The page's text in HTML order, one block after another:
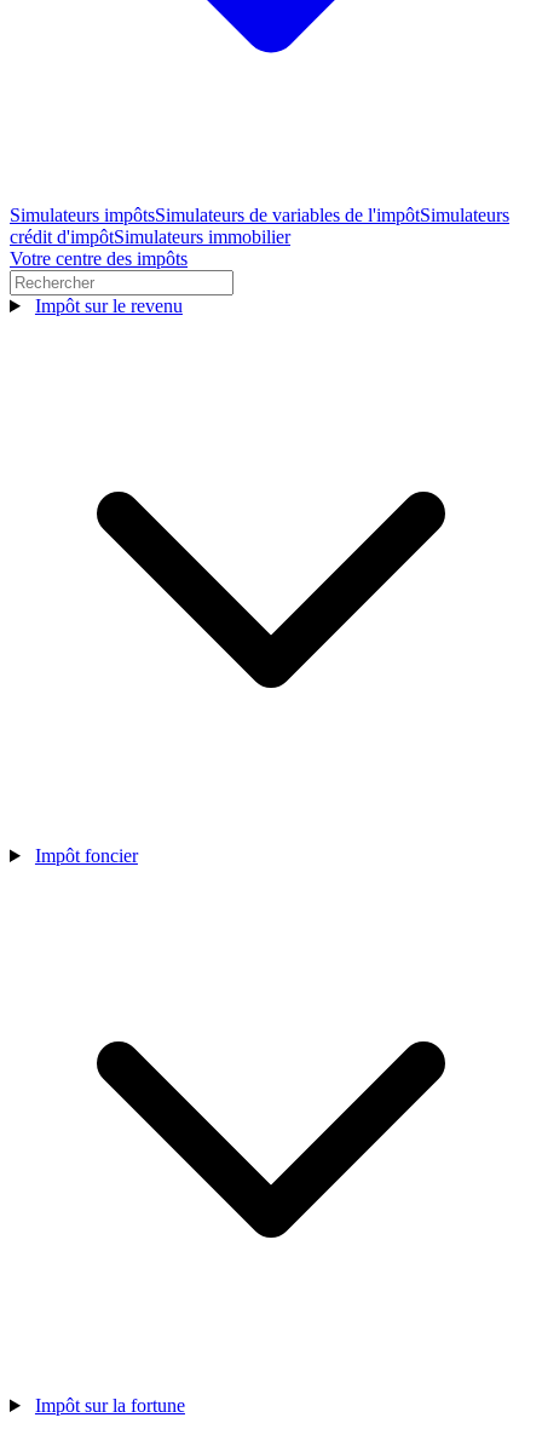
Simulateurs impôtsSimulateurs de variables de l'impôtSimulateurs
crédit d'impôtSimulateurs immobilier
Votre centre des impôts
Impôt sur le revenu
Impôt foncier
Impôt sur la fortune